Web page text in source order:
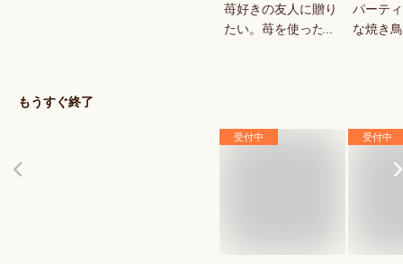
苺好きの友人に贈り
たい。苺を使ったお
パーテ
な焼き
もうすぐ終了
受付中 受付中